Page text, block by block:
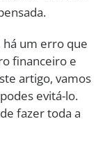
há um erro que
financeiro e
artigo, vamos
evitá-lo.
fazer toda a